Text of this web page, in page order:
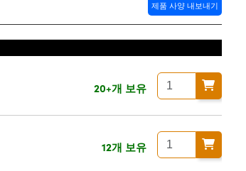
제품 사양 내보내기
20+개 보유
12개 보유